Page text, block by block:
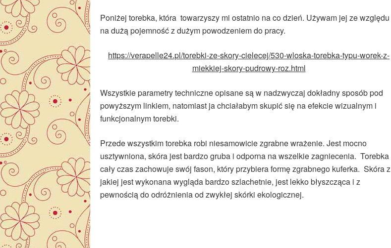
Poniżej torebka, która towarzyszy mi ostatnio na co dzień. Używam jej ze względu
na dużą pojemność z dużym powodzeniem do pracy.
https://verapelle24.pl/torebki-ze-skory-cielecej/530-wloska-torebka-typu-worek-z-
miekkiej-skory-pudrowy-roz.html
Wszystkie parametry techniczne opisane są w nadzwyczaj dokładny sposób pod
powyższym linkiem, natomiast ja chciałabym skupić się na efekcie wizualnym i
funkcjonalnym torebki.
Przede wszystkim torebka robi niesamowicie zgrabne wrażenie. Jest mocno
usztywniona, skóra jest bardzo gruba i odporna na wszelkie zagniecenia. Torebka
cały czas zachowuje swój fason, który przybiera formę zgrabnego kuferka. Skóra z
jakiej jest wykonana wygląda bardzo szlachetnie, jest lekko błyszcząca i z
pewnością do odróżnienia od zwykłej skórki ekologicznej.